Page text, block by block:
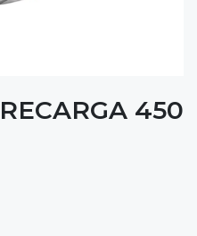
450